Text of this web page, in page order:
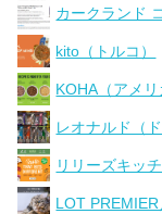
カークランド
kito（トルコ）
KOHA（アメリ
レオナルド（ド
リリーズキッ
LOT PREMIER